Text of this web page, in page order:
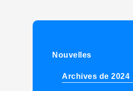
Nouvelles
Archives de 2024